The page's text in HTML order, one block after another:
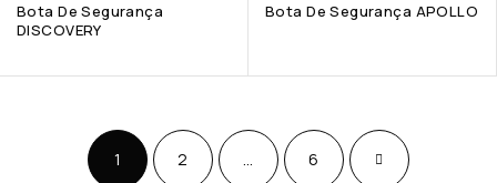
Bota De Segurança
DISCOVERY
Bota De Segurança APOLLO
1 2 6